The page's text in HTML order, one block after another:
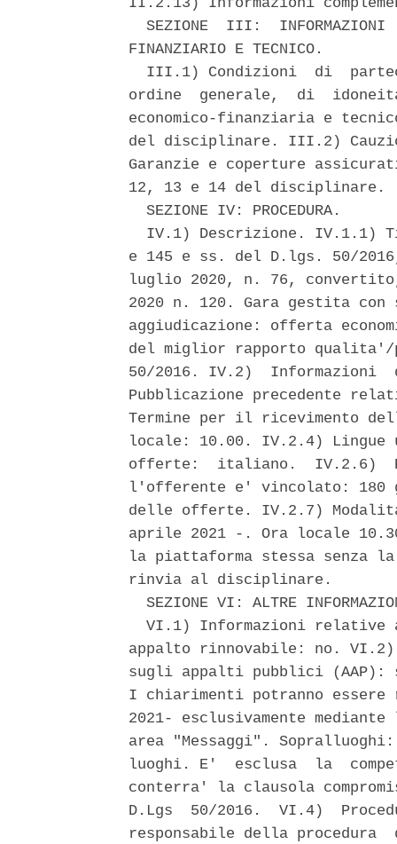
II.2.13) Informazioni
SEZIONE  III:  INFORMAZIONI
FINANZIARIO E TECNICO.
III.1) Condizioni  di
ordine  generale,  di
economico-finanziaria e
del disciplinare. III.2)
Garanzie e coperture
12, 13 e 14 del disciplinare.
  SEZIONE IV: PROCEDURA.
IV.1) Descrizione. IV.1.1)
e 145 e ss. del D.lgs. 50/
luglio 2020, n. 76,
2020 n. 120. Gara gestita
aggiudicazione: offerta
del miglior rapporto
50/2016. IV.2)
Pubblicazione precedente
Termine per il ricevimento
locale: 10.00. IV.2.4)
offerte:  italiano.  IV.2.6)
l'offerente e' vincolato: 180
delle offerte. IV.2.7)
aprile 2021 -. Ora locale
la piattaforma stessa senza
rinvia al disciplinare.
SEZIONE VI: ALTRE
VI.1) Informazioni relative
appalto rinnovabile: no.
sugli appalti pubblici (AAP):
I chiarimenti potranno
2021- esclusivamente
area "Messaggi".
luoghi. E'  esclusa  la
conterra' la clausola
D.Lgs  50/2016.  VI.4)
responsabile della